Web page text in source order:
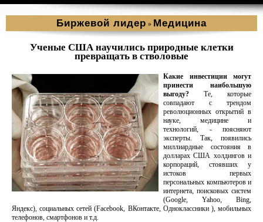
Биржевой лидер » Медицина
Ученые США научились природные клетки
превращать в стволовые
Какие инвестиции могут
принести наибольшую
выгоду? Те, которые
совпадают с трендом
революционных открытий в
науке, медицине и
технологий, - поясняют
эксперты. Так, появились
миллиардные состояния в
долларах США холдингов и
корпораций, стоявших у
истоков первых
персональных компьютеров и
интернета, поисковых систем
(Google, Yahoo, Bing,
Яндекс), социальных сетей (Facebook, ВКонтакте, Одноклассники ), мобильных
телефонов, смартфонов и т.д.